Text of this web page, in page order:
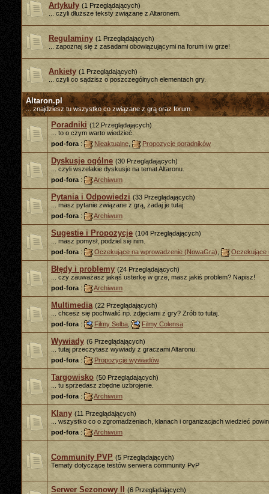
Artykuły (1 Przeglądających)
... czyli dłuższe teksty związane z Altaronem.
Regulaminy (1 Przeglądających)
... zapoznaj się z zasadami obowiązującymi na forum i w grze!
Ankiety (1 Przeglądających)
... czyli co sądzisz o poszczególnych elementach gry.
Altaron.pl
... znajdziesz tu wszystko co związane z grą oraz forum.
Poradniki (12 Przeglądających)
... to o czym warto wiedzieć.
pod-fora : Nieaktualne Propozycje poradników
Dyskusje ogólne (30 Przeglądających)
... czyli wszelakie dyskusje na temat Altaronu.
pod-fora : Archiwum
Pytania i Odpowiedzi (33 Przeglądających)
... masz pytanie związane z grą, zadaj je tutaj.
pod-fora : Archiwum
Sugestie i Propozycje (104 Przeglądających)
... masz pomysł, podziel się nim.
pod-fora : Oczekujące na wprowadzenie (NowaGra) Oczekujące
Błędy i problemy (24 Przeglądających)
... czy zauważasz jakąś usterkę w grze, masz jakiś problem? Napisz!
pod-fora : Archiwum
Multimedia (22 Przeglądających)
... chcesz się pochwalić np. zdjęciami z gry? Zrób to tutaj.
pod-fora : Filmy Selba Filmy Colensa
Wywiady (6 Przeglądających)
... tutaj przeczytasz wywiady z graczami Altaronu.
pod-fora : Propozycje wywiadów
Targowisko (50 Przeglądających)
... tu sprzedasz zbędne uzbrojenie.
pod-fora : Archiwum
Klany (11 Przeglądających)
... wszystko co o zgromadzeniach, klanach i organizacjach wiedzieć
pod-fora : Archiwum
Community PVP (5 Przeglądających)
Tematy dotyczące testów serwera community PvP
Serwer Sezonowy II (6 Przeglądających)